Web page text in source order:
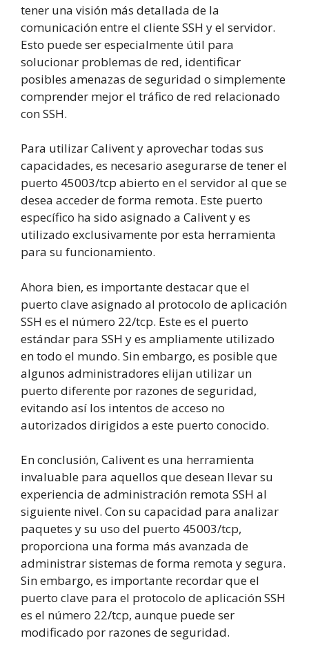
tener una visión más detallada de la
comunicación entre el cliente SSH y el servidor.
Esto puede ser especialmente útil para
solucionar problemas de red, identificar
posibles amenazas de seguridad o simplemente
comprender mejor el tráfico de red relacionado
con SSH.
Para utilizar Calivent y aprovechar todas sus
capacidades, es necesario asegurarse de tener el
puerto 45003/tcp abierto en el servidor al que se
desea acceder de forma remota. Este puerto
específico ha sido asignado a Calivent y es
utilizado exclusivamente por esta herramienta
para su funcionamiento.
Ahora bien, es importante destacar que el
puerto clave asignado al protocolo de aplicación
SSH es el número 22/tcp. Este es el puerto
estándar para SSH y es ampliamente utilizado
en todo el mundo. Sin embargo, es posible que
algunos administradores elijan utilizar un
puerto diferente por razones de seguridad,
evitando así los intentos de acceso no
autorizados dirigidos a este puerto conocido.
En conclusión, Calivent es una herramienta
invaluable para aquellos que desean llevar su
experiencia de administración remota SSH al
siguiente nivel. Con su capacidad para analizar
paquetes y su uso del puerto 45003/tcp,
proporciona una forma más avanzada de
administrar sistemas de forma remota y segura.
Sin embargo, es importante recordar que el
puerto clave para el protocolo de aplicación SSH
es el número 22/tcp, aunque puede ser
modificado por razones de seguridad.